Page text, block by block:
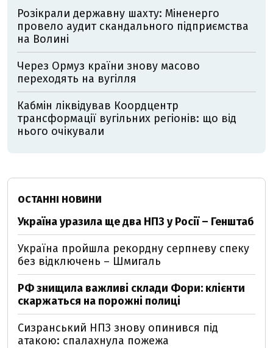
Розікрали державну шахту: Міненерго
провело аудит скандального підприємства
на Волині
Через Ормуз країни знову масово
переходять на вугілля
Кабмін ліквідував Коордцентр
трансформації вугільних регіонів: що від
нього очікували
ОСТАННІ НОВИНИ
Україна уразила ще два НПЗ у Росії – Генштаб
Україна пройшла рекордну серпневу спеку
без відключень – Шмигаль
РФ знищила важливі склади Фори: клієнти
скаржаться на порожні полиці
Сизранський НПЗ знову опинився під
атакою: спалахнула пожежа